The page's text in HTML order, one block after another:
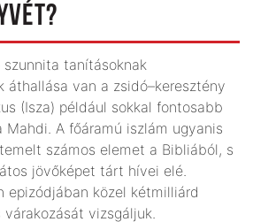
tanításoknak
áthallása van a zsidó–keresztény
(Isza) például sokkal fontosabb
Mahdi. A főáramú iszlám ugyanis
számos elemet a Bibliából, s
jövőképet tárt hívei elé.
epizódjában közel kétmilliárd
vizsgáljuk.